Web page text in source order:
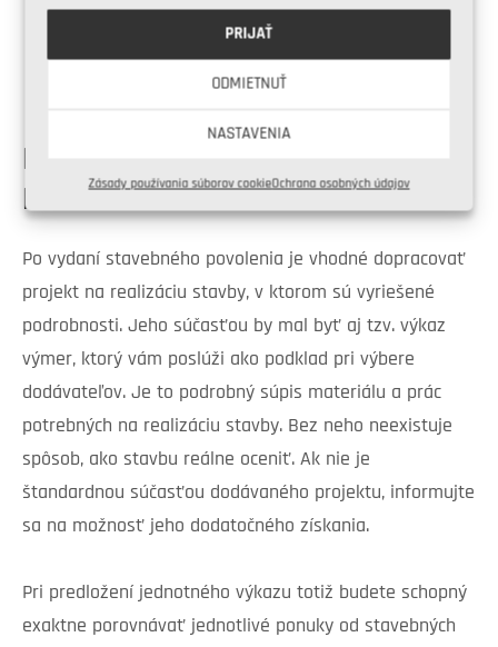
PRIJAŤ
ODMIETNUŤ
NASTAVENIA
Zásady používania súborov cookieOchrana osobných údajov
účtujú poplatok. Ten vám väčšinou v prípade
realizácie vrátia alebo odčítajú od výslednej
KTORÉ DOKUMENTY MÔŽU VYJSŤ
DRAHŠIE?
Po vydaní stavebného povolenia je vhodné dopracovať
projekt na realizáciu stavby, v ktorom sú vyriešené
podrobnosti. Jeho súčasťou by mal byť aj tzv. výkaz
výmer, ktorý vám poslúži ako podklad pri výbere
dodávateľov. Je to podrobný súpis materiálu a prác
potrebných na realizáciu stavby. Bez neho neexistuje
spôsob, ako stavbu reálne oceniť. Ak nie je
štandardnou súčasťou dodávaného projektu, informujte
sa na možnosť jeho dodatočného získania.
Pri predložení jednotného výkazu totiž budete schopný
exaktne porovnávať jednotlivé ponuky od stavebných